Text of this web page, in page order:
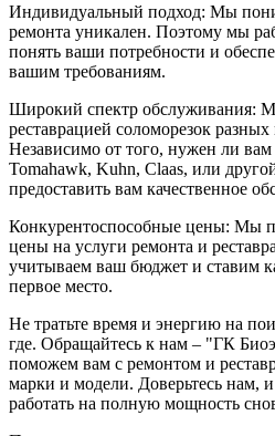
Индивидуальный подход: Мы
ремонта уникален. Поэтому мы
понять ваши потребности и
вашим требованиям.
Широкий спектр обслуживания:
реставрацией соломорезок
Независимо от того, нужен ли
Tomahawk, Kuhn, Claas, или
предоставить вам качественное
Конкурентоспособные цены: Мы
цены на услуги ремонта и
учитываем ваш бюджет и ставим
первое место.
Не тратьте время и энергию на
где. Обращайтесь к нам – "ГК
поможем вам с ремонтом и
марки и модели. Доверьтесь нам,
работать на полную мощность